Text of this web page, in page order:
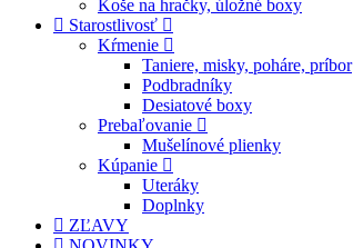
Koše na hračky, úložné boxy
Starostlivosť
Kŕmenie
Taniere, misky, poháre, príbor
Podbradníky
Desiatové boxy
Prebaľovanie
Mušelínové plienky
Kúpanie
Uteráky
Doplnky
ZĽAVY